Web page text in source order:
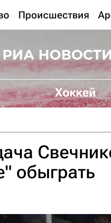
Происшествия
Хоккей
обыграть